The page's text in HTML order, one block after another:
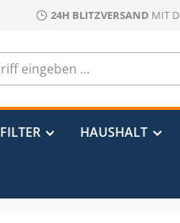
24H BLITZVERSAND MIT
FILTER HAUSHALT